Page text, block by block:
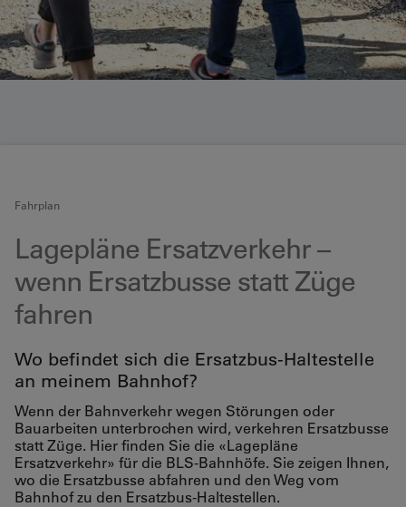
Fahrplan
Lagepläne Ersatzverkehr –
wenn Ersatzbusse statt Züge
fahren
Wo befindet sich die Ersatzbus-Haltestelle
an meinem Bahnhof?
Wenn der Bahnverkehr wegen Störungen oder
Bauarbeiten unterbrochen wird, verkehren Ersatzbusse
statt Züge. Hier finden Sie die «Lagepläne
Ersatzverkehr» für die BLS-Bahnhöfe. Sie zeigen Ihnen,
wo die Ersatzbusse abfahren und den Weg vom
Bahnhof zu den Ersatzbus-Haltestellen.